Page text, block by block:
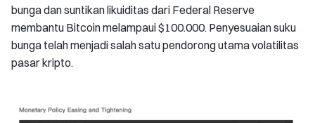
bunga dan suntikan likuiditas dari Federal Reserve
membantu Bitcoin melampaui $100.000. Penyesuaian suku
bunga telah menjadi salah satu pendorong utama volatilitas
pasar kripto.